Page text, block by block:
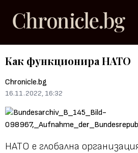
Как функционира НАТО
Chronicle.bg
16.11.2022, 16:32
НАТО е глобална